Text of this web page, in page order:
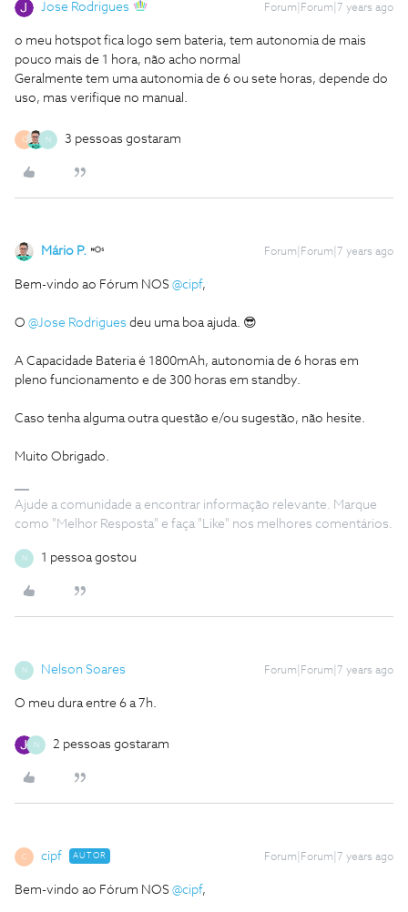
Jose Rodrigues Forum|Forum|7 years ago
o meu hotspot fica logo sem bateria, tem autonomia de mais
pouco mais de 1 hora, não acho normal
Geralmente tem uma autonomia de 6 ou sete horas, depende do
uso, mas verifique no manual.
C N 3 pessoas gostaram
Mário P. Forum|Forum|7 years ago
Bem-vindo ao Fórum NOS @cipf,
O @Jose Rodrigues deu uma boa ajuda. 😎
A Capacidade Bateria é 1800mAh, autonomia de 6 horas em
pleno funcionamento e de 300 horas em standby.
Caso tenha alguma outra questão e/ou sugestão, não hesite.
Muito Obrigado.
Ajude a comunidade a encontrar informação relevante. Marque
como "Melhor Resposta" e faça "Like" nos melhores comentários.
N 1 pessoa gostou
N Nelson Soares Forum|Forum|7 years ago
O meu dura entre 6 a 7h.
N 2 pessoas gostaram
C cipf AUTOR Forum|Forum|7 years ago
Bem-vindo ao Fórum NOS @cipf,